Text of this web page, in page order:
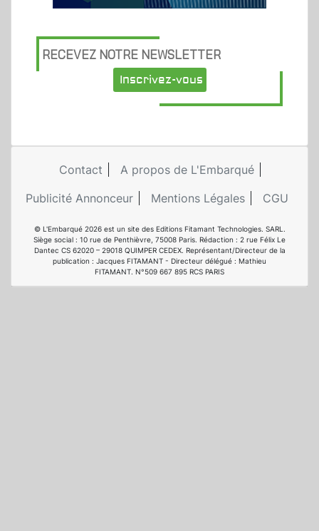
RECEVEZ NOTRE NEWSLETTER
Inscrivez-vous
Contact
A propos de L'Embarqué
Publicité Annonceur
Mentions Légales CGU
© L'Embarqué 2026 est un site des Editions Fitamant Technologies. SARL.
Siège social : 10 rue de Penthièvre, 75008 Paris. Rédaction : 2 rue Félix Le
Dantec CS 62020 – 29018 QUIMPER CEDEX. Représentant/Directeur de la
publication : Jacques FITAMANT - Directeur délégué : Mathieu
FITAMANT. N°509 667 895 RCS PARIS